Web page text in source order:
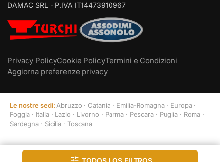
Todos los filtros
DAMAC SRL - P.IVA IT14473910967
Privacy PolicyCookie PolicyTermini e Condizioni
Aggiorna preferenze privacy
Le nostre sedi: Abruzzo · Catania · Emilia-Romagna · Europa ·
Foggia · Italia · Lazio · Livorno · Parma · Pescara · Puglia · Roma ·
Sardegna · Sicilia · Toscana